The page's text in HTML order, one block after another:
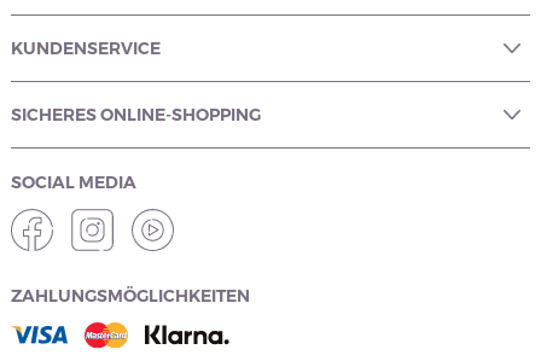
KUNDENSERVICE
SICHERES ONLINE-SHOPPING
SOCIAL MEDIA
ZAHLUNGSMÖGLICHKEITEN